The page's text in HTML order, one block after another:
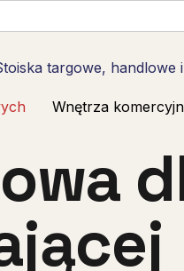
targowe, handlowe
Wnętrza